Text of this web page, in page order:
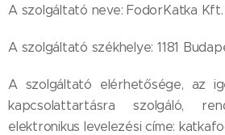
A szolgáltató neve: FodorKatka Kft.
A szolgáltató székhelye: 1181
A szolgáltató elérhetősége, az
kapcsolattartásra szolgáló,
elektronikus levelezési címe: